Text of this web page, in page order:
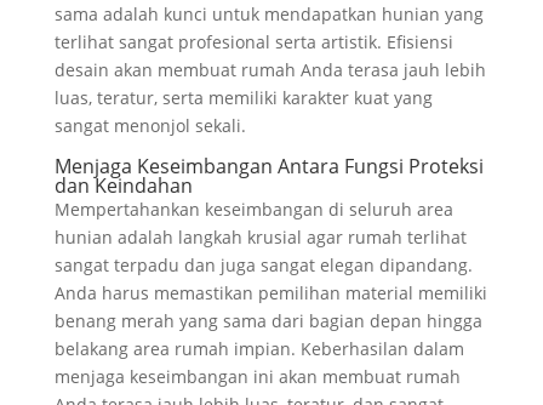
sama adalah kunci untuk mendapatkan hunian yang
terlihat sangat profesional serta artistik. Efisiensi
desain akan membuat rumah Anda terasa jauh lebih
luas, teratur, serta memiliki karakter kuat yang
sangat menonjol sekali.
Menjaga Keseimbangan Antara Fungsi Proteksi
dan Keindahan
Mempertahankan keseimbangan di seluruh area
hunian adalah langkah krusial agar rumah terlihat
sangat terpadu dan juga sangat elegan dipandang.
Anda harus memastikan pemilihan material memiliki
benang merah yang sama dari bagian depan hingga
belakang area rumah impian. Keberhasilan dalam
menjaga keseimbangan ini akan membuat rumah